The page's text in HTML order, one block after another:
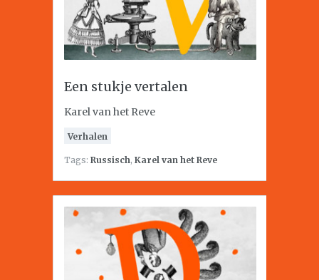
Een stukje vertalen
Karel van het Reve
Verhalen
Tags: Russisch, Karel van het Reve